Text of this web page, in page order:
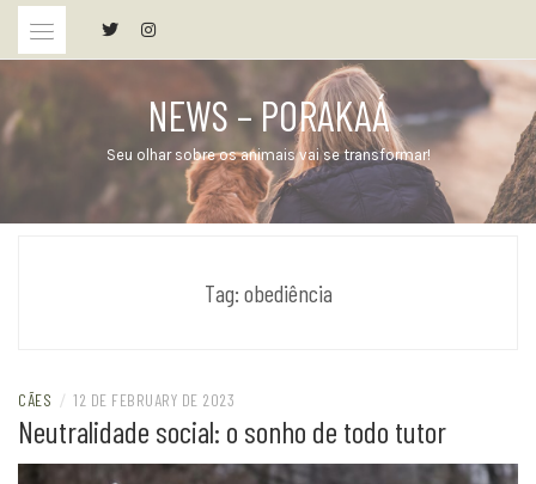
Skip
NEWS – PORAKAÁ
Seu olhar sobre os animais vai se transformar!
Tag: obediência
CÃES / 12 DE FEBRUARY DE 2023
Neutralidade social: o sonho de todo tutor